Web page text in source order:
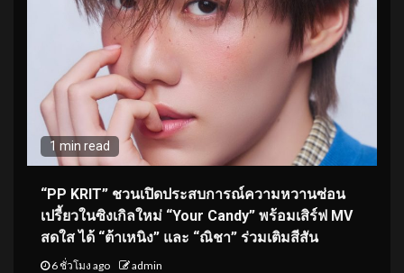
1 min read
“PP KRIT” ชวนเปิดประสบการณ์ความหวานซ่อน
เปรี้ยวในซิงเกิลใหม่ “Your Candy” พร้อมเสิร์ฟ MV
สดใส ได้ “ต้าเหนิง” และ “ณิชา” ร่วมเติมสีสัน
6 ชั่วโมง ago admin